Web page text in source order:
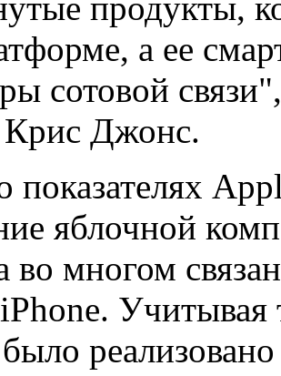
а ее
сотовой
Крис Джонс.
показателях
яблочной
во многом
Учитывая